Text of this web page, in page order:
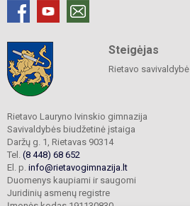
Steigėjas
Rietavo savivaldybė
Rietavo Lauryno Ivinskio gimnazija
Savivaldybės biudžetinė įstaiga
Daržų g. 1, Rietavas 90314
Tel. (8 448) 68 652
El. p. info@rietavogimnazija.lt
Duomenys kaupiami ir saugomi
Juridinių asmenų registre